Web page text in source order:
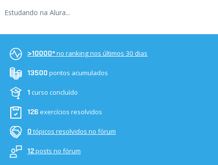
Estudando na Alura...
>10000ºno ranking nos últimos 30 dias
13500 pontos acumulados
1 curso concluído
126 exercícios resolvidos
0 tópicos resolvidos no fórum
12posts no fórum